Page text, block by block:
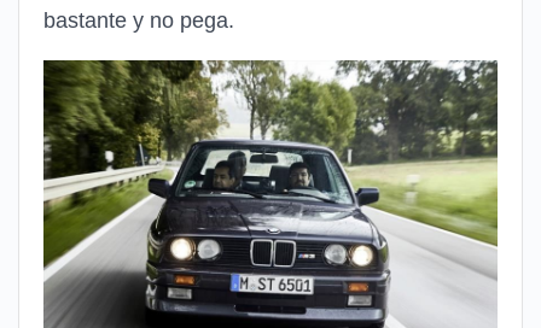
bastante y no pega.